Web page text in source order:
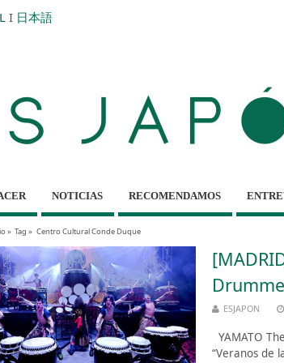
I 日本語
NOTICIAS RECOMENDAMOS
» Tag » Centro Cultural Conde Duque
ESJAPON
YAMATO
“Veranos de